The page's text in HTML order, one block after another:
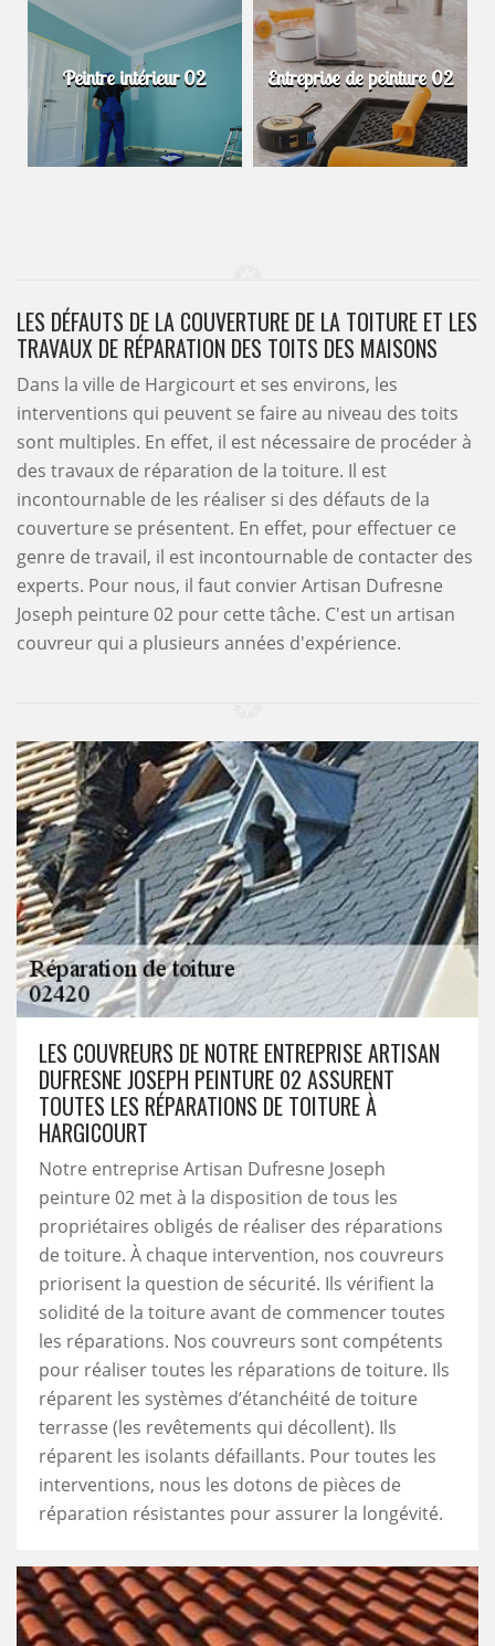
Peintre intérieur 02 Entreprise de peinture 02
LES DÉFAUTS DE LA COUVERTURE DE LA TOITURE ET LES
TRAVAUX DE RÉPARATION DES TOITS DES MAISONS
Dans la ville de Hargicourt et ses environs, les
interventions qui peuvent se faire au niveau des toits
sont multiples. En effet, il est nécessaire de procéder à
des travaux de réparation de la toiture. Il est
incontournable de les réaliser si des défauts de la
couverture se présentent. En effet, pour effectuer ce
genre de travail, il est incontournable de contacter des
experts. Pour nous, il faut convier Artisan Dufresne
Joseph peinture 02 pour cette tâche. C'est un artisan
couvreur qui a plusieurs années d'expérience.
LES COUVREURS DE NOTRE ENTREPRISE ARTISAN
DUFRESNE JOSEPH PEINTURE 02 ASSURENT
TOUTES LES RÉPARATIONS DE TOITURE À
HARGICOURT
Notre entreprise Artisan Dufresne Joseph
peinture 02 met à la disposition de tous les
propriétaires obligés de réaliser des réparations
de toiture. À chaque intervention, nos couvreurs
priorisent la question de sécurité. Ils vérifient la
solidité de la toiture avant de commencer toutes
les réparations. Nos couvreurs sont compétents
pour réaliser toutes les réparations de toiture. Ils
réparent les systèmes d’étanchéité de toiture
terrasse (les revêtements qui décollent). Ils
réparent les isolants défaillants. Pour toutes les
interventions, nous les dotons de pièces de
réparation résistantes pour assurer la longévité.